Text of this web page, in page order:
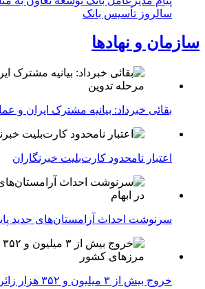
سالروز تأسیس بانک
سازمان و نهادها
بقائی خبرداد: بیانیه مشترک ایران و
اعتبار نامحدود کارت‌بلیت خبرنگاران
سرنوشت احداث آرامستان‌های جدید
خروج بیش از ۳ میلیون و ۳۵۲ هزار زائر از مرزهای کشور